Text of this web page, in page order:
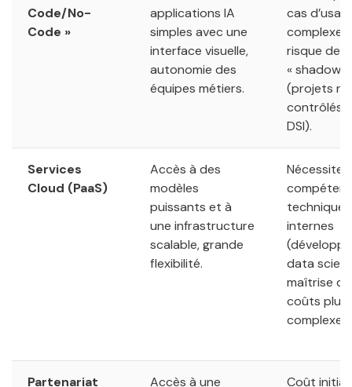
Code/No-
Code »
applications IA
simples avec une
interface visuelle,
autonomie des
équipes métiers.
cas
complexes,
risque de
« shadow
(projets
contrôlés
DSI).
Services
Cloud (PaaS)
Accès à des
modèles
puissants et à
une infrastructure
scalable, grande
flexibilité.
Nécessite
techniques
internes
data
maîtrise
coûts plus
complexe.
Partenariat
Accès à une
Coût initial